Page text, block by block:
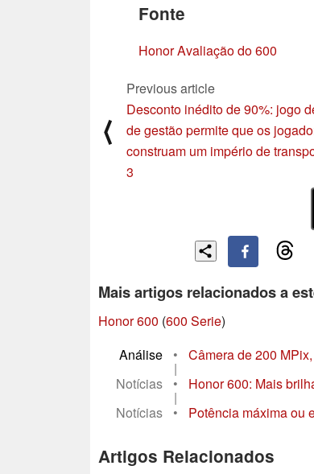
Fonte
Honor Avaliação do 600
⟨
Previous article
Desconto inédito de 90%: jogo
de gestão permite que os
construam um império de
3
Mais artigos relacionados a
Honor 600 (600 Serie)
Análise
• Câmera de 200
|
Notícias
• Honor 600: Mais
|
Notícias
• Potência máxima ou
Artigos Relacionados